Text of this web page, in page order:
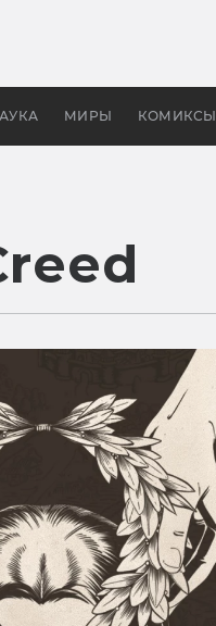
МИРЫ КОМИКСЫ
в России —